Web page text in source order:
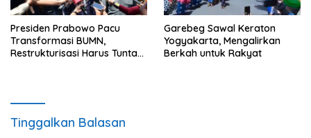
Presiden Prabowo Pacu
Transformasi BUMN,
Restrukturisasi Harus Tuntas
Garebeg Sawal Keraton
Yogyakarta, Mengalirkan
Berkah untuk Rakyat
Tinggalkan Balasan